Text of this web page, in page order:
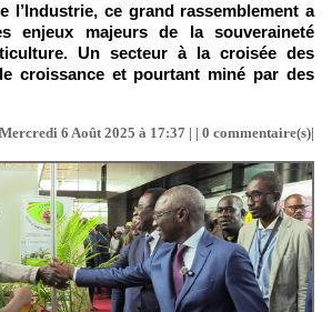
l’Industrie, ce grand rassemblement a
enjeux majeurs de la souveraineté
Un secteur à la croisée des
croissance et pourtant miné par des
6 Août 2025 à 17:37 | | 0 commentaire(s)|